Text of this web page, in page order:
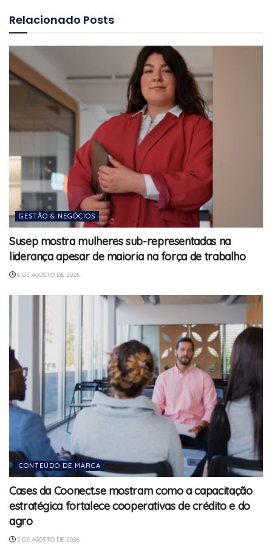
Relacionado Posts
GESTÃO & NEGÓCIOS
Susep mostra mulheres sub-representadas na
liderança apesar de maioria na força de trabalho
6 DE AGOSTO DE 2026
CONTEÚDO DE MARCA
Cases da Coonect.se mostram como a capacitação
estratégica fortalece cooperativas de crédito e do
agro
5 DE AGOSTO DE 2026